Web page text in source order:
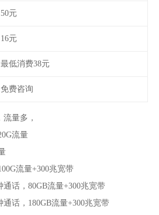
50元
16元
最低消费38元
免费咨询
量多，
流量
流量+300兆宽带
话，80GB流量+300兆宽带
话，180GB流量+300兆宽带